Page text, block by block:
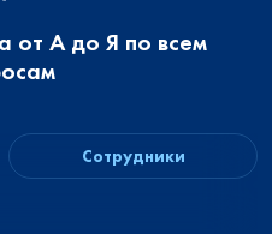
от А до Я по всем
Сотрудники